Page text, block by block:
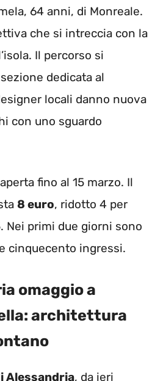
64 anni, di Monreale.
che si intreccia con la
Il percorso si
dedicata al
locali danno nuova
con uno sguardo
fino al 15 marzo. Il
8 euro, ridotto 4 per
Nei primi due giorni sono
cinquecento ingressi.
omaggio a
architettura
Alessandria, da ieri